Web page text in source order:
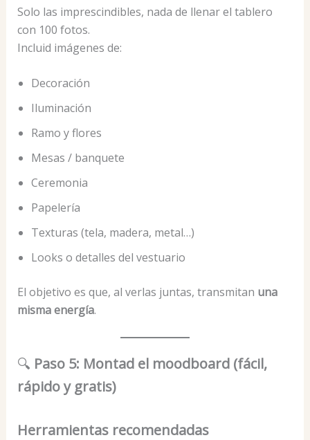
Solo las imprescindibles, nada de llenar el tablero
con 100 fotos.
Incluid imágenes de:
Decoración
Iluminación
Ramo y flores
Mesas / banquete
Ceremonia
Papelería
Texturas (tela, madera, metal…)
Looks o detalles del vestuario
El objetivo es que, al verlas juntas, transmitan una
misma energía.
🔍 Paso 5: Montad el moodboard (fácil,
rápido y gratis)
Herramientas recomendadas